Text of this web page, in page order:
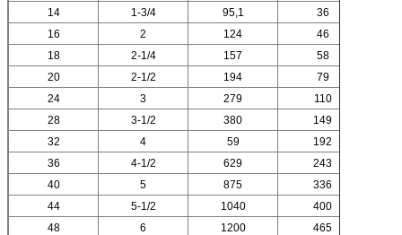
14
1-3/4 95,1
36
16
2 124
46
18
2-1/4 157
58
20
2-1/2 194
79
24
3 279
110
28
3-1/2 380
149
32
4 59
192
36
4-1/2 629
243
40
5 875
336
44
5-1/2 1040
400
48
6 1200
465